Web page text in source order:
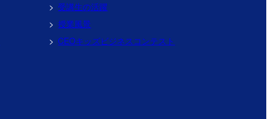
受講生の活躍
授業風景
CEOキッズビジネスコンテスト